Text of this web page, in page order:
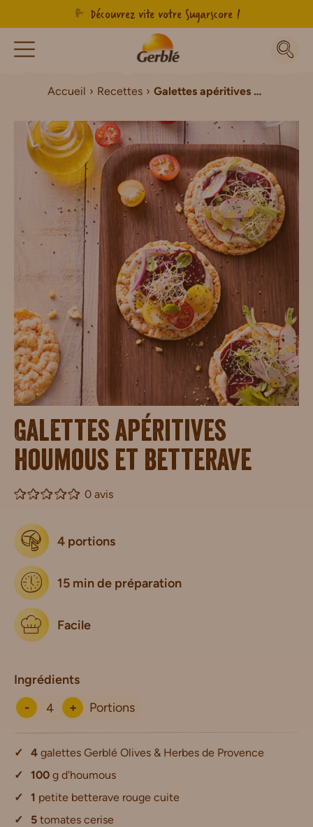
Découvrez vite votre Sugarscore !
Accueil Recettes Galettes apéritives houmous et betterave
Galettes apéritives
houmous et betterave
0 avis
4 portions
15 min de préparation
Facile
Ingrédients
-
+ Portions
4 galettes Gerblé Olives & Herbes de Provence
100 g d'houmous
1 petite betterave rouge cuite
5 tomates cerise